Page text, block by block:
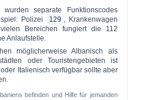
separate Funktionscodes
Polizei
129 , Krankenwagen
Bereichen fungiert die 112
Anlaufstelle.
möglicherweise Albanisch als
oder Touristengebieten ist
Italienisch verfügbar sollte aber
befinden und Hilfe für jemanden